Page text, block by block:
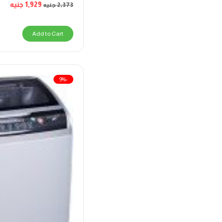
2,373جنيه 1,929 جنيه
Add to Cart
-9%